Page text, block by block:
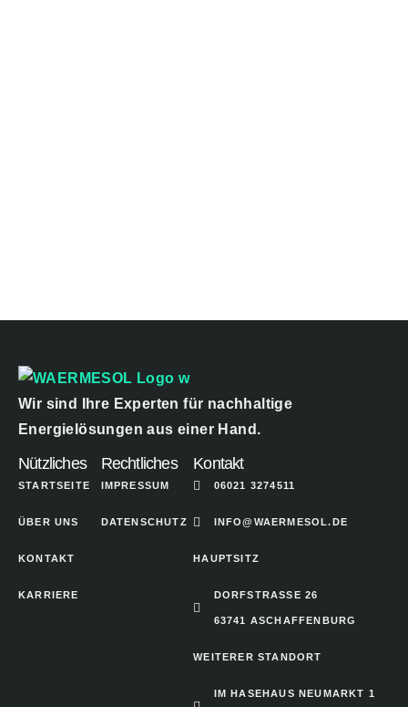
Wir sind Ihre Experten für nachhaltige
Energielösungen aus einer Hand.
Nützliches
STARTSEITE
ÜBER UNS
KONTAKT
KARRIERE
Rechtliches
IMPRESSUM
DATENSCHUTZ
Kontakt
06021 3274511
INFO@WAERMESOL.DE
HAUPTSITZ
DORFSTRASSE 26
63741 ASCHAFFENBURG
WEITERER STANDORT
IM HASEHAUS NEUMARKT 1